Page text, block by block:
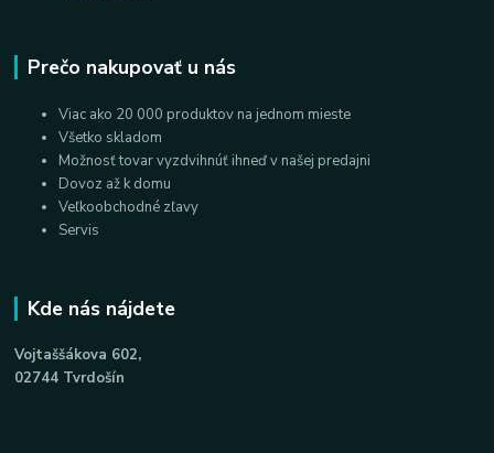
Prečo nakupovať u nás
Viac ako 20 000 produktov na jednom mieste
Všetko skladom
Možnosť tovar vyzdvihnúť ihneď v našej predajni
Dovoz až k domu
Veľkoobchodné zľavy
Servis
Kde nás nájdete
Vojtaššákova 602,
02744 Tvrdošín